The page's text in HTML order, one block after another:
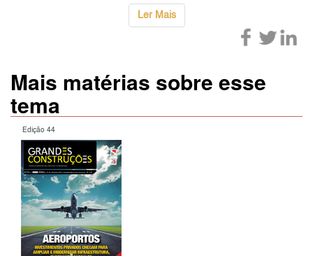
Ler Mais
Mais matérias sobre esse
tema
Edição 44